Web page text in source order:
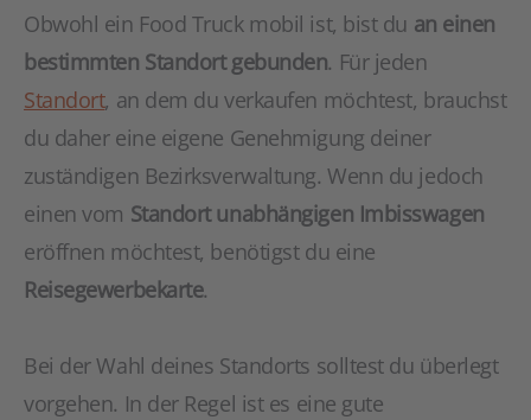
Obwohl ein Food Truck mobil ist, bist du an einen
bestimmten Standort gebunden. Für jeden
Standort, an dem du verkaufen möchtest, brauchst
du daher eine eigene Genehmigung deiner
zuständigen Bezirksverwaltung. Wenn du jedoch
einen vom Standort unabhängigen Imbisswagen
eröffnen möchtest, benötigst du eine
Reisegewerbekarte.
Bei der Wahl deines Standorts solltest du überlegt
vorgehen. In der Regel ist es eine gute